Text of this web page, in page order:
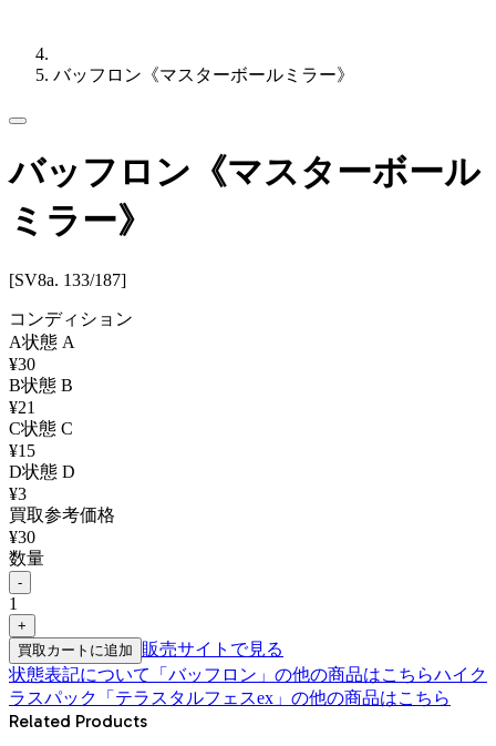
バッフロン《マスターボールミラー》
バッフロン《マスターボール
ミラー》
[SV8a. 133/187]
コンディション
A状態 A
¥30
B状態 B
¥21
C状態 C
¥15
D状態 D
¥3
買取参考価格
¥30
数量
-
1
+
買取カートに追加
販売サイトで見る
状態表記について
「 バッフロン 」の他の商品はこちらハイク
ラスパック「テラスタルフェスex」 の他の商品はこちら
Related Products